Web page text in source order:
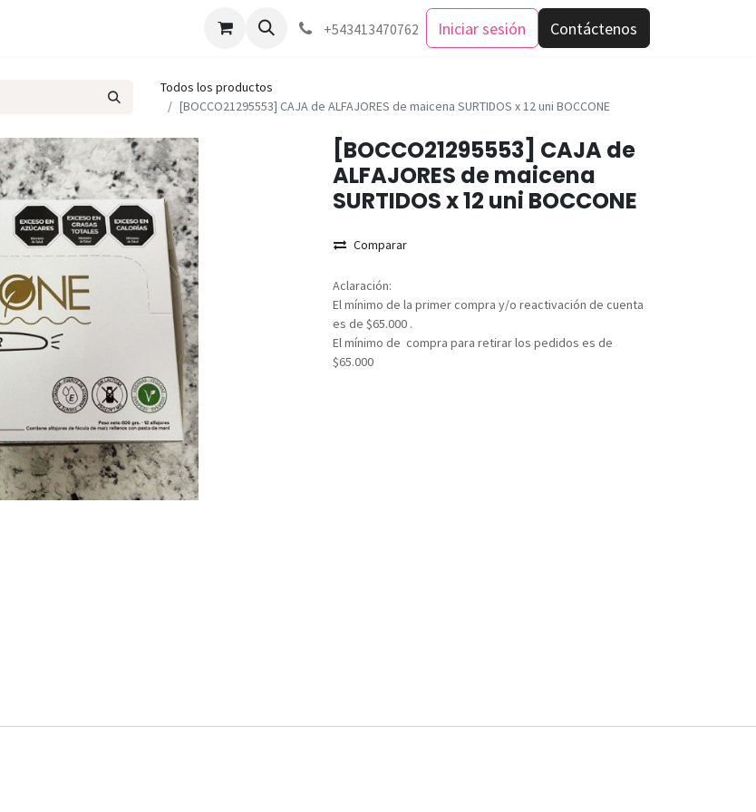
Como comprar +543413470762 Iniciar sesión Contáctenos
Todos los productos
[BOCCO21295553] CAJA de ALFAJORES de maicena SURTIDOS x 12 uni BOCCONE
[BOCCO21295553] CAJA de
ALFAJORES de maicena
SURTIDOS x 12 uni BOCCONE
Comparar
Aclaración:
El mínimo de la primer compra y/o reactivación de cuenta
es de $65.000 .
El mínimo de compra para retirar los pedidos es de
$65.000